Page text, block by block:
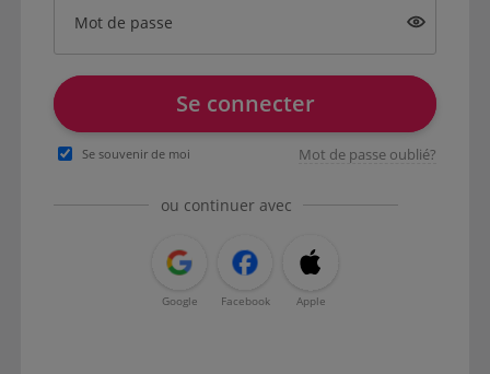
Mot de passe
Se connecter
Se souvenir de moi Mot de passe oublié?
ou continuer avec
Google Facebook Apple